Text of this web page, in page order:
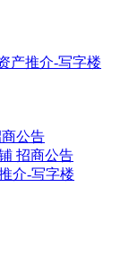
产推介-写字楼
公告
招商公告
介-写字楼